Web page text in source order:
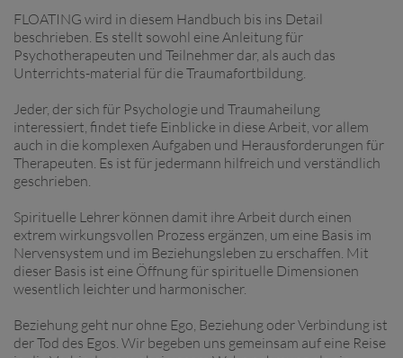
FLOATING wird in diesem Handbuch bis ins Detail
beschrieben. Es stellt sowohl eine Anleitung für
Psychotherapeuten und Teilnehmer dar, als auch das
Unterrichts-material für die Traumafortbildung.
Jeder, der sich für Psychologie und Traumaheilung
interessiert, findet tiefe Einblicke in diese Arbeit, vor allem
auch in die komplexen Aufgaben und Herausforderungen für
Therapeuten. Es ist für jedermann hilfreich und verständlich
geschrieben.
Spirituelle Lehrer können damit ihre Arbeit durch einen
extrem wirkungsvollen Prozess ergänzen, um eine Basis im
Nervensystem und im Beziehungsleben zu erschaffen. Mit
dieser Basis ist eine Öffnung für spirituelle Dimensionen
wesentlich leichter und harmonischer.
Beziehung geht nur ohne Ego, Beziehung oder Verbindung ist
der Tod des Egos. Wir begeben uns gemeinsam auf eine Reise